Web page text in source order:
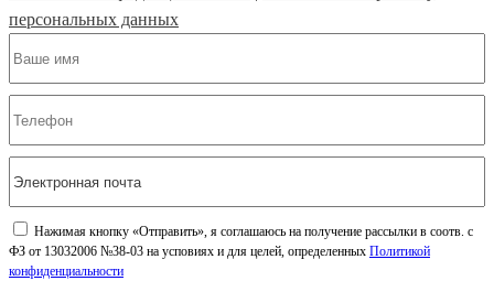
персональных данных
Нажимая кнопку «Отправить», я соглашаюсь на получение рассылки в соотв. с
ФЗ от 13032006 №38-03 на усповиях и для целей, определенных Политикой
конфиденциальности